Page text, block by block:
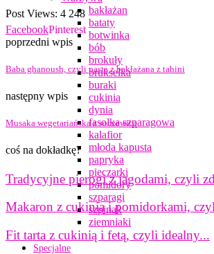
bakłażan
bataty
botwinka
bób
brokuły
brukselka
buraki
cukinia
dynia
fasolka szparagowa
kalafior
młoda kapusta
papryka
pieczarki
pomidory
szparagi
szpinak
ziemniaki
Specjalne
Post Views: 4 248
FacebookPinterest
poprzedni wpis
Baba ghanoush, czyli pasta z bakłażana z tahini
następny wpis
Musaka wegetariańska z soczewicą
coś na dokładkę?
Tradycyjne pierogi z jagodami, czyli
Makaron z cukinią i pomidorkami,
Fit tarta z cukinią i fetą, czyli idealny...